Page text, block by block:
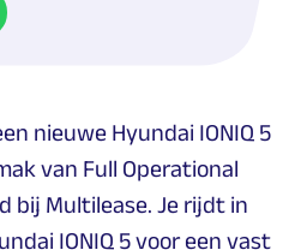
nieuwe Hyundai IONIQ 5
van Full Operational
bij Multilease. Je rijdt in
IONIQ 5 voor een vast